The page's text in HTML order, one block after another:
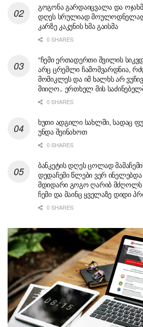
გოგონა გარდაიცვალა და
დღეს სრულიად მოულოდნელად
კარზე კაკუნის ხმა გაისმა
0 SHARES
“ჩემი ერთადერთი შვილის
არც ცრემლი ჩამომვარდნია,
მომიკლეს და იმ ხალხს არ
მიიღო.. ერთხელ მის
0 SHARES
ხუთი ადგილი სახლში, სადაც
უნდა შეინახოთ
0 SHARES
ბანკეტის დღეს ცოლად
დედაჩემი წლები ვერ ინელებდა
მდიდარი გოგო ღარიბ მძღოლს
ჩემი და მაინც ყველაზე დიდი
0 SHARES